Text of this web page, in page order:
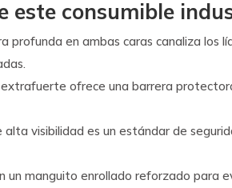
este consumible
profunda en ambas caras canaliza los
ofrece una barrera
alta visibilidad es un estándar de
un manguito enrollado reforzado para